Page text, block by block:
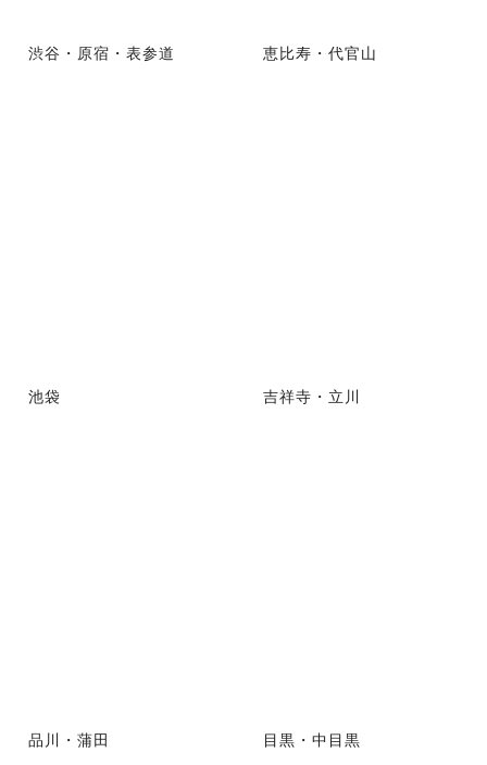
渋谷・原宿・表参道 恵比寿・代官山
池袋 吉祥寺・立川
品川・蒲田 目黒・中目黒